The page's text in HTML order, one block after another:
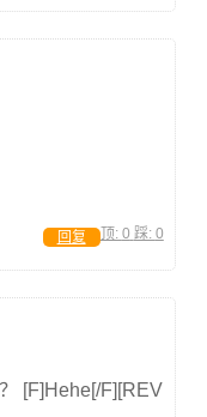
顶: 0 踩: 0
回复
[F]Hehe[/F][REV